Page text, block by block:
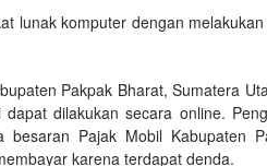
lunak komputer dengan
Pakpak Bharat, Sumatera
dilakukan secara online.
Pajak Mobil Kabupaten
karena terdapat denda.